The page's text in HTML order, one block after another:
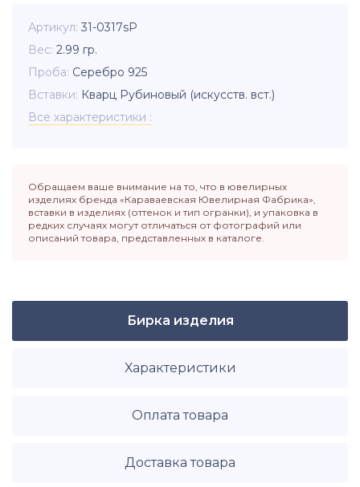
Артикул 31-0317sР
Вес 2.99 гр.
Проба Серебро 925
Вставки Кварц Рубиновый (искусств. вст.)
Все характеристики
Обращаем ваше внимание на то, что в ювелирных
изделиях бренда «Караваевская Ювелирная Фабрика»,
вставки в изделиях (оттенок и тип огранки), и упаковка в
редких случаях могут отличаться от фотографий или
описаний товара, представленных в каталоге.
Бирка изделия
Характеристики
Оплата товара
Доставка товара